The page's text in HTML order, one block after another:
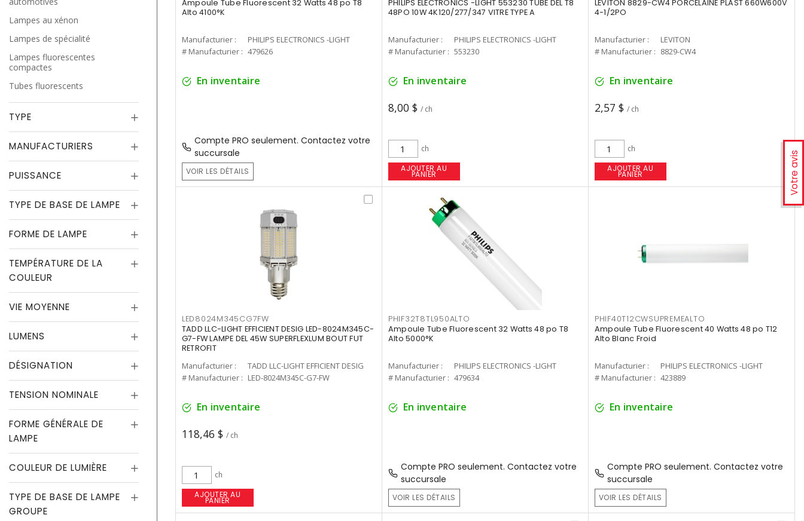
Votre avis
Lampes au xénon
Lampes de spécialité
Lampes fluorescentes
compactes
Tubes fluorescents
TYPE
MANUFACTURIERS
PUISSANCE
TYPE DE BASE DE LAMPE
FORME DE LAMPE
TEMPÉRATURE DE LA
COULEUR
VIE MOYENNE
LUMENS
DÉSIGNATION
TENSION NOMINALE
FORME GÉNÉRALE DE
LAMPE
COULEUR DE LUMIÈRE
TYPE DE BASE DE LAMPE
GROUPE
Ampoule Tube Fluorescent 32 Watts 48 po T8
Alto 4100°K
Manufacturier :
PHILIPS ELECTRONICS -LIGHT
# Manufacturier : 479626
En inventaire
Compte PRO seulement. Contactez votre
succursale
VOIR LES DÉTAILS
PHILIPS ELECTRONICS -LIGHT 553230 TUBE DEL T8
48PO 10W 4K120/277/347 VITRE TYPE A
Manufacturier :
PHILIPS ELECTRONICS -LIGHT
# Manufacturier : 553230
En inventaire
8,00 $ / ch
ch
AJOUTER AU
PANIER
LEVITON 8829-CW4 PORCELAINE PLAST 660W600V
4-1/2PO
Manufacturier :
LEVITON
# Manufacturier : 8829-CW4
En inventaire
2,57 $ / ch
ch
AJOUTER AU
PANIER
LED8024M345CG7FW
TADD LLC-LIGHT EFFICIENT DESIG LED-8024M345C-
G7-FW LAMPE DEL 45W SUPERFLEXLUM BOUT FUT
RETROFIT
Manufacturier :
TADD LLC-LIGHT EFFICIENT DESIG
# Manufacturier : LED-8024M345C-G7-FW
En inventaire
118,46 $ / ch
ch
AJOUTER AU
PANIER
PHIF32T8TL950ALTO
Ampoule Tube Fluorescent 32 Watts 48 po T8
Alto 5000°K
Manufacturier :
PHILIPS ELECTRONICS -LIGHT
# Manufacturier : 479634
En inventaire
Compte PRO seulement. Contactez votre
succursale
VOIR LES DÉTAILS
PHIF40T12CWSUPREMEALTO
Ampoule Tube Fluorescent 40 Watts 48 po T12
Alto Blanc Froid
Manufacturier :
PHILIPS ELECTRONICS -LIGHT
# Manufacturier : 423889
En inventaire
Compte PRO seulement. Contactez votre
succursale
VOIR LES DÉTAILS